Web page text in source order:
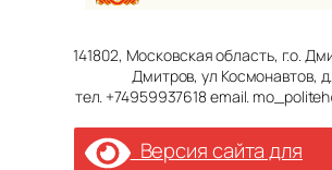
141802, Московская область, г.о.
Дмитров, ул Космонавтов,
тел. +74959937618 email.
Версия сайта для